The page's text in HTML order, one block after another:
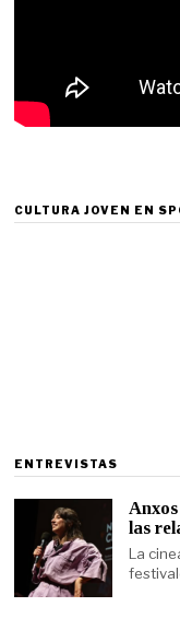
CULTURA JOVEN EN
ENTREVISTAS
las
La